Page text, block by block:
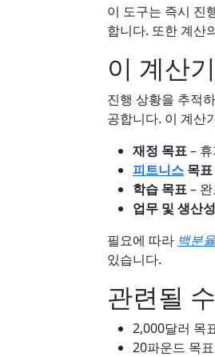
이 도구는 즉시 진
합니다. 또한 계산
이 계산
진행 상황을 추적
공합니다. 이 계산
재정 목표–
피트니스 목표
학습 목표–
업무 및 생산성
필요에 따라 백분
있습니다.
관련될
2,000달러 목
20파운드 목